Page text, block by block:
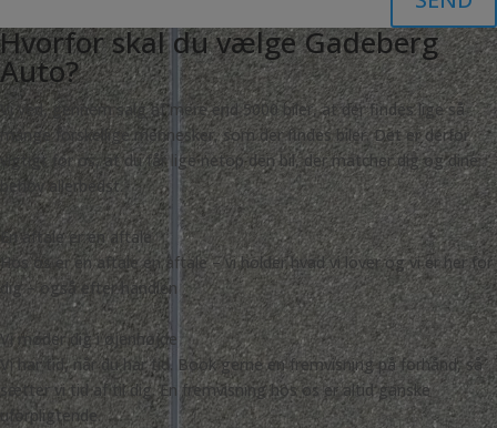
Hvorfor skal du vælge Gadeberg
Auto?
Vi ved, gennem salg af mere end 5000 biler, at der findes lige så
mange forskellige mennesker, som der findes biler. Det er derfor
vigtigt for os, at du får lige netop den bil, der matcher dig og dine
behov allerbedst.
En aftale er en aftale
Hos os er en aftale en aftale – vi holder hvad vi lover og vi er her for
dig – også efter handlen
Vi møder dig i øjenhøjde
Vi har tid, når du har tid. Book gerne en fremvisning på forhånd, så
sætter vi tid af til dig. En fremvisning hos os er altid ganske
uforpligtende.